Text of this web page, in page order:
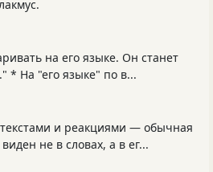
на его языке. Он станет
* На "его языке" по в...
и реакциями — обычная
не в словах, а в ег...